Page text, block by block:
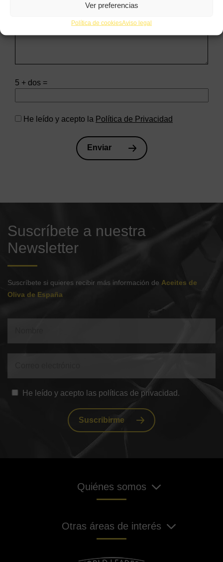
Ver preferencias
Política de cookiesAviso legal
5 + dos =
He leído y acepto la Política de Privacidad
He leído y acepto las políticas de privacidad.
Suscribirme
Suscríbete a nuestra
Newsletter
Suscríbete si quieres recibir más información de Aceites de
Oliva de España
Quiénes somos
Otras áreas de interés